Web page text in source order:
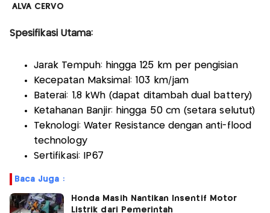
ALVA CERVO
Spesifikasi Utama:
Jarak Tempuh: hingga 125 km per pengisian
Kecepatan Maksimal: 103 km/jam
Baterai: 1,8 kWh (dapat ditambah dual battery)
Ketahanan Banjir: hingga 50 cm (setara selutut)
Teknologi: Water Resistance dengan anti-flood
technology
Sertifikasi: IP67
Baca Juga :
Honda Masih Nantikan Insentif Motor
Listrik dari Pemerintah